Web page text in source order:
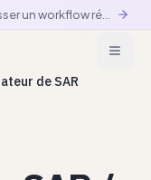
de SAR